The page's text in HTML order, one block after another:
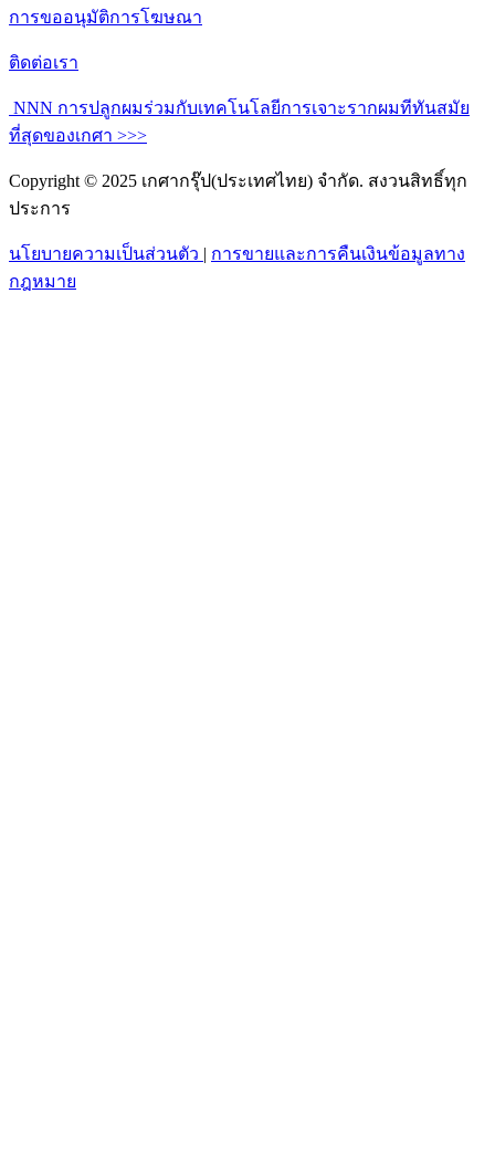
การขออนุมัติการโฆษณา
ติดต่อเรา
NNN การปลูกผมร่วมกับเทคโนโลยีการเจาะรากผมทีทันสมัย
ที่สุดของเกศา >>>
Copyright © 2025 เกศากรุ๊ป(ประเทศไทย) จำกัด. สงวนสิทธิ์ทุก
ประการ
นโยบายความเป็นส่วนตัว | การขายและการคืนเงินข้อมูลทาง
กฎหมาย